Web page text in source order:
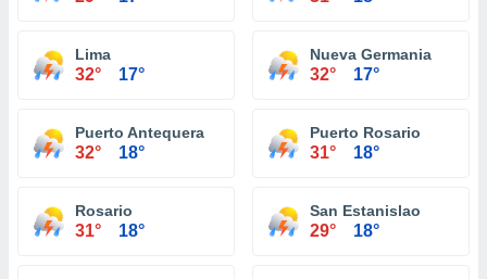
Lima
32° 17°
Nueva Germania
32° 17°
Puerto Antequera
32° 18°
Puerto Rosario
31° 18°
Rosario
31° 18°
San Estanislao
29° 18°